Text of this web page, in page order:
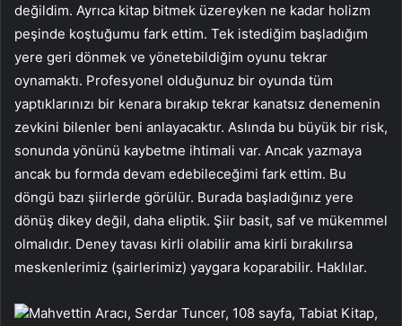
değildim. Ayrıca kitap bitmek üzereyken ne kadar holizm
peşinde koştuğumu fark ettim. Tek istediğim başladığım
yere geri dönmek ve yönetebildiğim oyunu tekrar
oynamaktı. Profesyonel olduğunuz bir oyunda tüm
yaptıklarınızı bir kenara bırakıp tekrar kanatsız denemenin
zevkini bilenler beni anlayacaktır. Aslında bu büyük bir risk,
sonunda yönünü kaybetme ihtimali var. Ancak yazmaya
ancak bu formda devam edebileceğimi fark ettim. Bu
döngü bazı şiirlerde görülür. Burada başladığınız yere
dönüş dikey değil, daha eliptik. Şiir basit, saf ve mükemmel
olmalıdır. Deney tavası kirli olabilir ama kirli bırakılırsa
meskenlerimiz (şairlerimiz) yaygara koparabilir. Haklılar.
Mahvettin Aracı, Serdar Tuncer, 108 sayfa, Tabiat Kitap,